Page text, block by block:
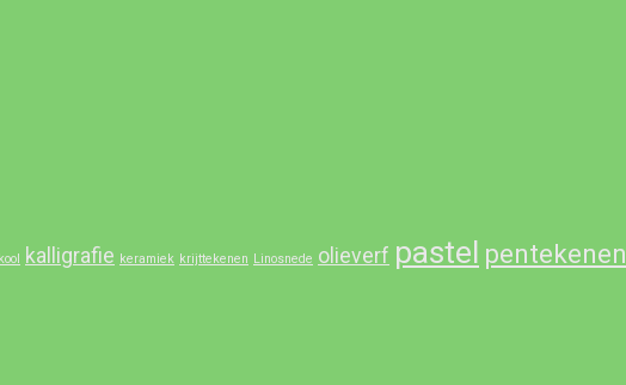
kalligrafie keramiek krijttekenen Linosnede olieverf pastel pentekenen